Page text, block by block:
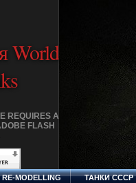
World
REQUIRES A
FLASH
RE-MODELLING ТАНКИ СССР